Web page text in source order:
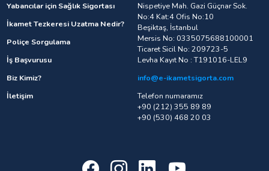
Yabancılar için Sağlık Sigortası
İkamet Tezkeresi Uzatma Nedir?
Poliçe Sorgulama
İş Başvurusu
Biz Kimiz?
İletişim
Nispetiye Mah. Gazi Güçnar Sok.
No:4 Kat:4 Ofis No:10
Beşiktaş, İstanbul
Mersis No: 0335075688100001
Ticaret Sicil No: 209723-5
Levha Kayıt No : T191016-LEL9
info@e-ikametsigorta.com
Telefon numaramız
+90 (212) 355 89 89
+90 (530) 468 20 03